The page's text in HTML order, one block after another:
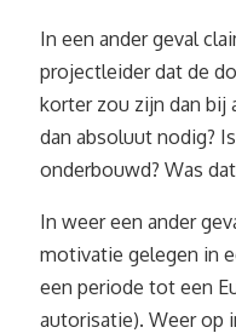
In een ander geval
projectleider dat de
korter zou zijn dan bij
dan absoluut nodig?
onderbouwd? Was
In weer een ander
motivatie gelegen in
een periode tot een
autorisatie). Weer op